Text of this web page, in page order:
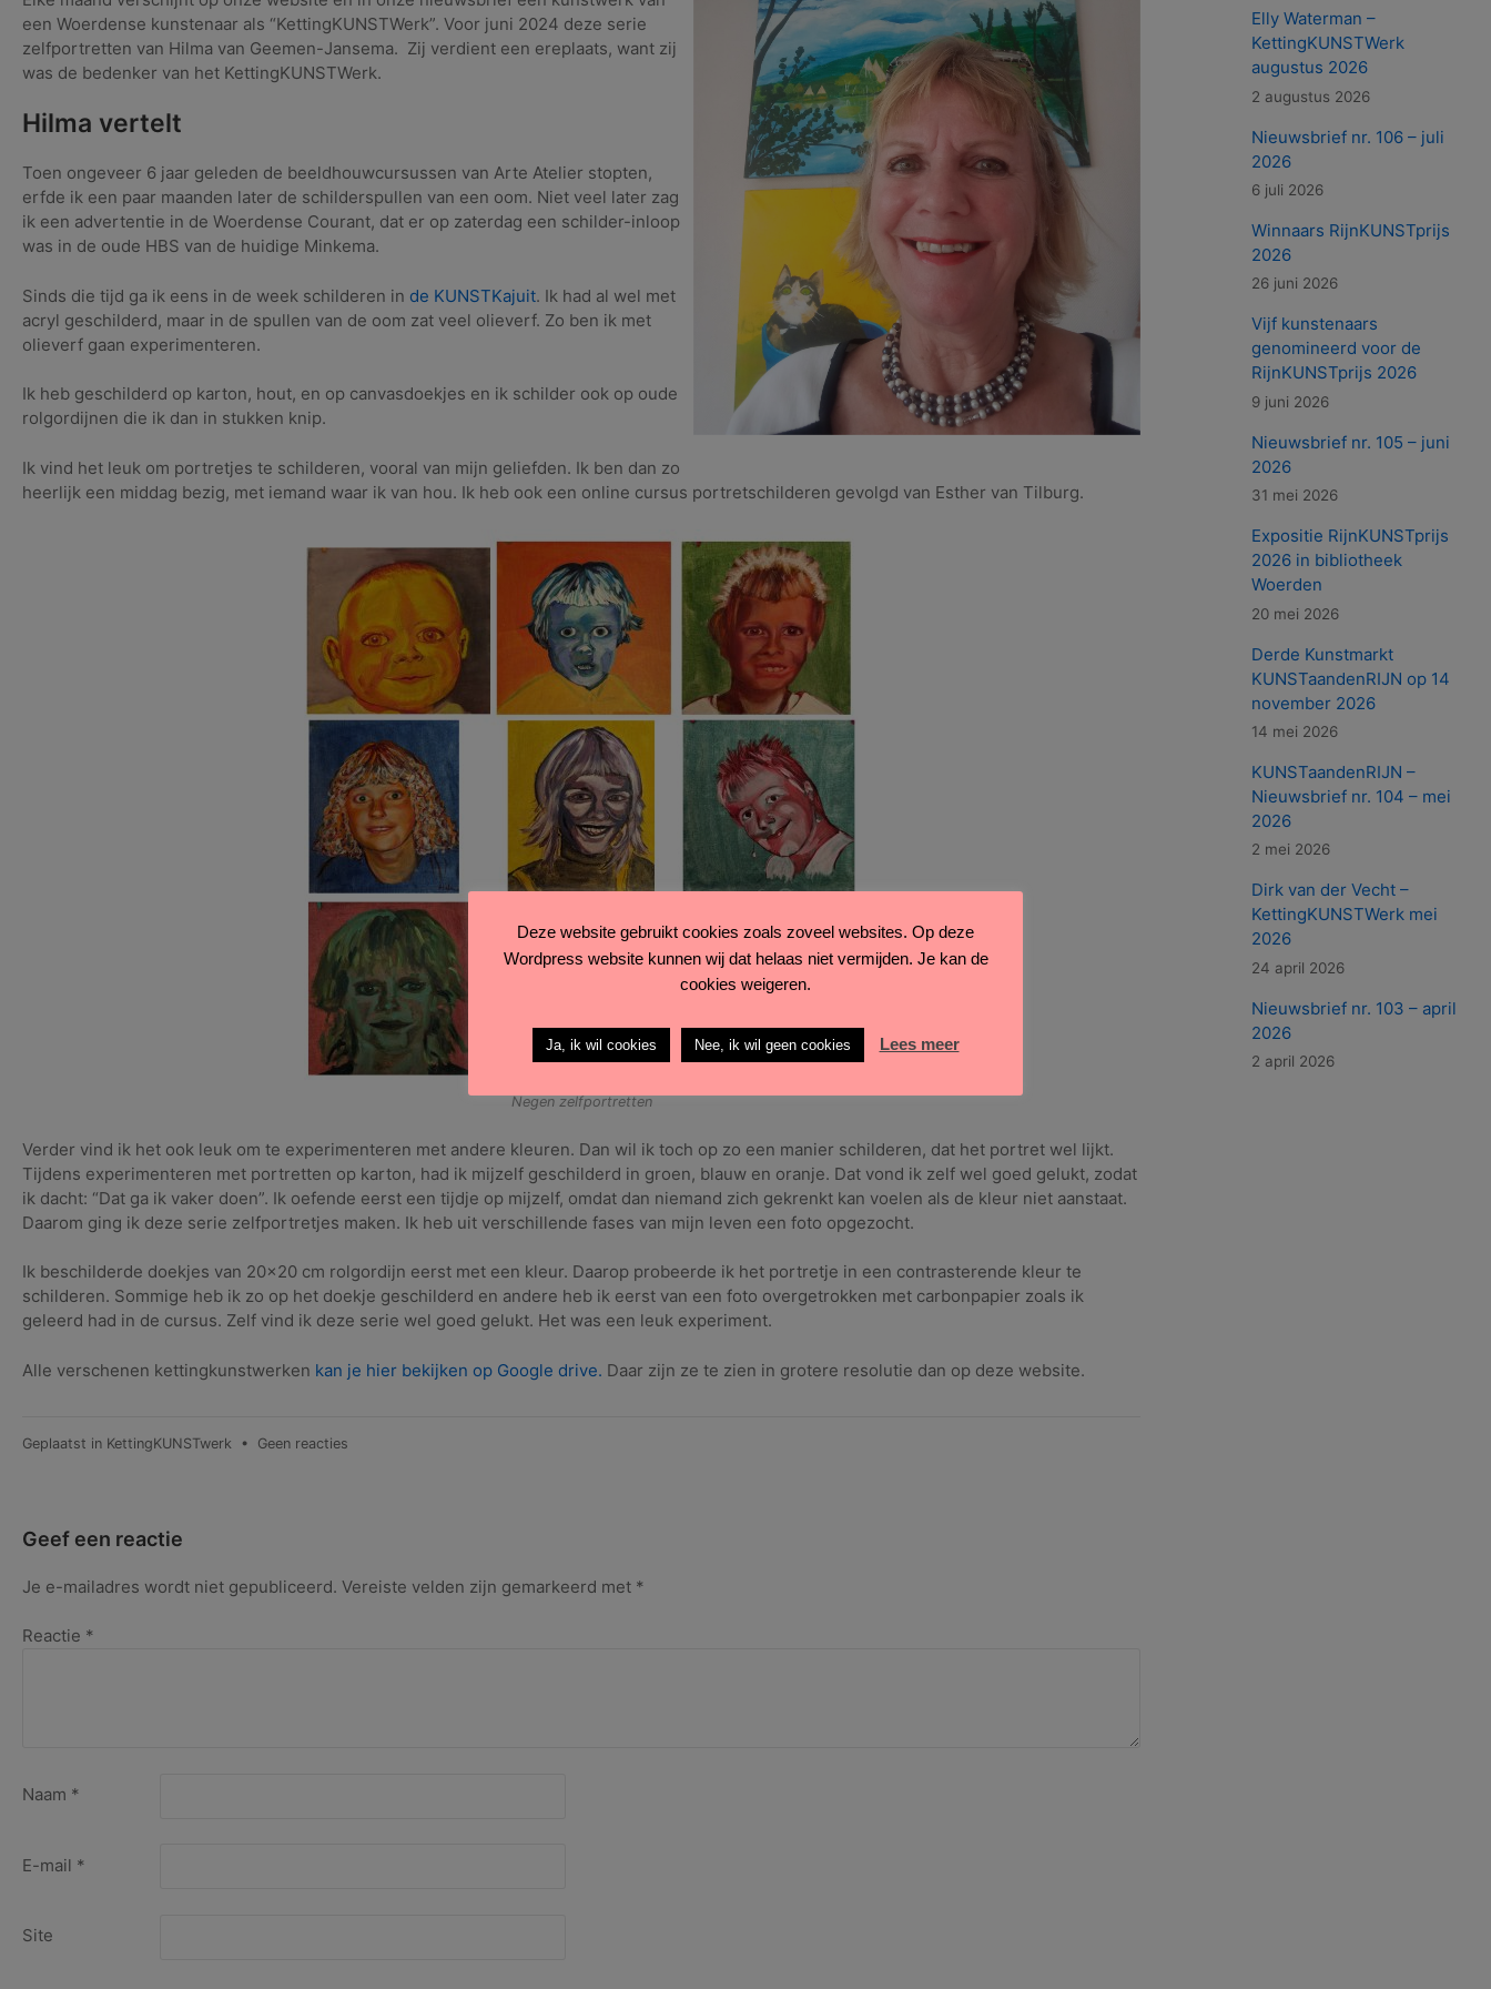
een Woerdense kunstenaar als “KettingKUNSTWerk”. Voor juni 2024 deze serie
zelfportretten van Hilma van Geemen-Jansema. Zij verdient een ereplaats, want zij
was de bedenker van het KettingKUNSTWerk.
Hilma vertelt
Toen ongeveer 6 jaar geleden de beeldhouwcursussen van Arte Atelier stopten,
erfde ik een paar maanden later de schilderspullen van een oom. Niet veel later zag
ik een advertentie in de Woerdense Courant, dat er op zaterdag een schilder-inloop
was in de oude HBS van de huidige Minkema.
Sinds die tijd ga ik eens in de week schilderen in de KUNSTKajuit. Ik had al wel met
acryl geschilderd, maar in de spullen van de oom zat veel olieverf. Zo ben ik met
olieverf gaan experimenteren.
Ik heb geschilderd op karton, hout, en op canvasdoekjes en ik schilder ook op oude
rolgordijnen die ik dan in stukken knip.
Ik vind het leuk om portretjes te schilderen, vooral van mijn geliefden. Ik ben dan zo
heerlijk een middag bezig, met iemand waar ik van hou. Ik heb ook een online cursus portretschilderen gevolgd van Esther van Tilburg.
Negen zelfportretten
Verder vind ik het ook leuk om te experimenteren met andere kleuren. Dan wil ik toch op zo een manier schilderen, dat het portret wel lijkt.
Tijdens experimenteren met portretten op karton, had ik mijzelf geschilderd in groen, blauw en oranje. Dat vond ik zelf wel goed gelukt, zodat
ik dacht: “Dat ga ik vaker doen”. Ik oefende eerst een tijdje op mijzelf, omdat dan niemand zich gekrenkt kan voelen als de kleur niet aanstaat.
Daarom ging ik deze serie zelfportretjes maken. Ik heb uit verschillende fases van mijn leven een foto opgezocht.
Ik beschilderde doekjes van 20×20 cm rolgordijn eerst met een kleur. Daarop probeerde ik het portretje in een contrasterende kleur te
schilderen. Sommige heb ik zo op het doekje geschilderd en andere heb ik eerst van een foto overgetrokken met carbonpapier zoals ik
geleerd had in de cursus. Zelf vind ik deze serie wel goed gelukt. Het was een leuk experiment.
Alle verschenen kettingkunstwerken kan je hier bekijken op Google drive. Daar zijn ze te zien in grotere resolutie dan op deze website.
Geplaatst in KettingKUNSTwerk • Geen reacties
KettingKUNSTWerk
Geef een reactie
Je e-mailadres wordt niet gepubliceerd. Vereiste velden zijn gemarkeerd met *
Reactie *
Naam *
E-mail *
Site
Elly Waterman –
KettingKUNSTWerk
augustus 2026
2 augustus 2026
Nieuwsbrief nr. 106 – juli
2026
6 juli 2026
Winnaars RijnKUNSTprijs
2026
26 juni 2026
Vijf kunstenaars
genomineerd voor de
RijnKUNSTprijs 2026
9 juni 2026
Nieuwsbrief nr. 105 – juni
2026
31 mei 2026
Expositie RijnKUNSTprijs
2026 in bibliotheek
Woerden
20 mei 2026
Derde Kunstmarkt
KUNSTaandenRIJN op 14
november 2026
14 mei 2026
KUNSTaandenRIJN –
Nieuwsbrief nr. 104 – mei
2026
2 mei 2026
Dirk van der Vecht –
KettingKUNSTWerk mei
2026
24 april 2026
Nieuwsbrief nr. 103 – april
2026
2 april 2026
Deze website gebruikt cookies zoals zoveel websites. Op deze
Wordpress website kunnen wij dat helaas niet vermijden. Je kan de
cookies weigeren.
Ja, ik wil cookies Nee, ik wil geen cookies Lees meer